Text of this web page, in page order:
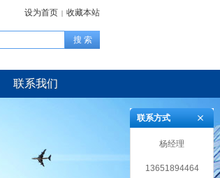
设为首页 | 收藏本站
联系我们
联系方式
杨经理
13651894464